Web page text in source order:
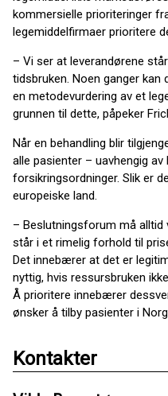
kommersielle prioriteringer
legemiddelfirmaer prioritere
– Vi ser at leverandørene
tidsbruken. Noen ganger
en metodevurdering av et
grunnen til dette, påpeker
Når en behandling blir
alle pasienter – uavhengig
forsikringsordninger. Slik er
europeiske land.
– Beslutningsforum må alltid
står i et rimelig forhold til
Det innebærer at det er
nyttig, hvis ressursbruken
Å prioritere innebærer
ønsker å tilby pasienter i
Kontakter